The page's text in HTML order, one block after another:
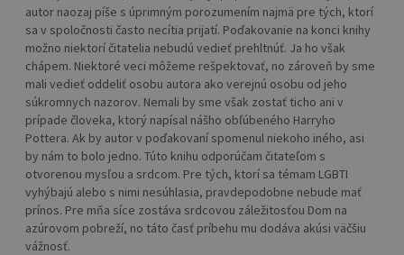
autor naozaj píše s úprimným porozumením najmä pre tých, ktorí
sa v spoločnosti často necítia prijatí. Poďakovanie na konci knihy
možno niektorí čitatelia nebudú vedieť prehltnúť. Ja ho však
chápem. Niektoré veci môžeme rešpektovať, no zároveň by sme
mali vedieť oddeliť osobu autora ako verejnú osobu od jeho
súkromnych nazorov. Nemali by sme však zostať ticho ani v
prípade človeka, ktorý napísal nášho obľúbeného Harryho
Pottera. Ak by autor v poďakovaní spomenul niekoho iného, asi
by nám to bolo jedno. Túto knihu odporúčam čitateľom s
otvorenou mysľou a srdcom. Pre tých, ktorí sa témam LGBTI
vyhýbajú alebo s nimi nesúhlasia, pravdepodobne nebude mať
prínos. Pre mňa síce zostáva srdcovou záležitosťou Dom na
azúrovom pobreží, no táto časť príbehu mu dodáva akúsi väčšiu
vážnosť.